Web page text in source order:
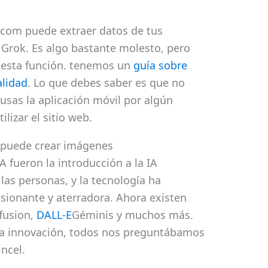
puede extraer datos de tus
Es algo bastante molesto, pero
función. tenemos un guía sobre
. Lo que debes saber es que no
la aplicación móvil por algún
el sitio web.
crear imágenes
fueron la introducción a la IA
personas, y la tecnología ha
y aterradora. Ahora existen
DALL-EGéminis y muchos más.
innovación, todos nos preguntábamos